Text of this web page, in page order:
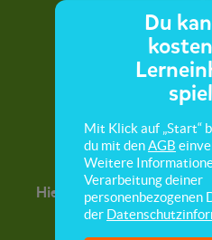
Hier lernst du die Eiche
sie
Du
Mit Klick auf „Start“
du mit denAGB
Weitere
Verarbeitung deiner
personenbezogenen
der